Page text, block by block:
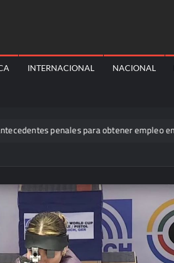
INTERNACIONAL NACIONAL
penales para obtener empleo en México